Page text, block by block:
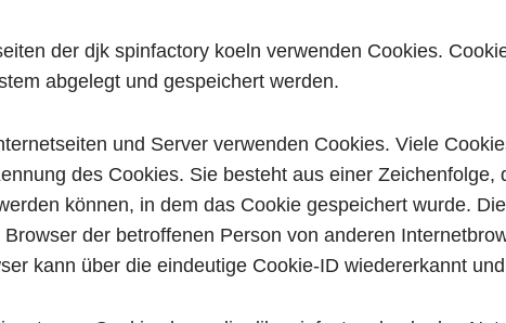
der djk spinfactory koeln verwenden Cookies.
abgelegt und gespeichert werden.
und Server verwenden Cookies. Viele
des Cookies. Sie besteht aus einer
können, in dem das Cookie gespeichert wurde.
Browser der betroffenen Person von anderen
kann über die eindeutige Cookie-ID wiedererkannt